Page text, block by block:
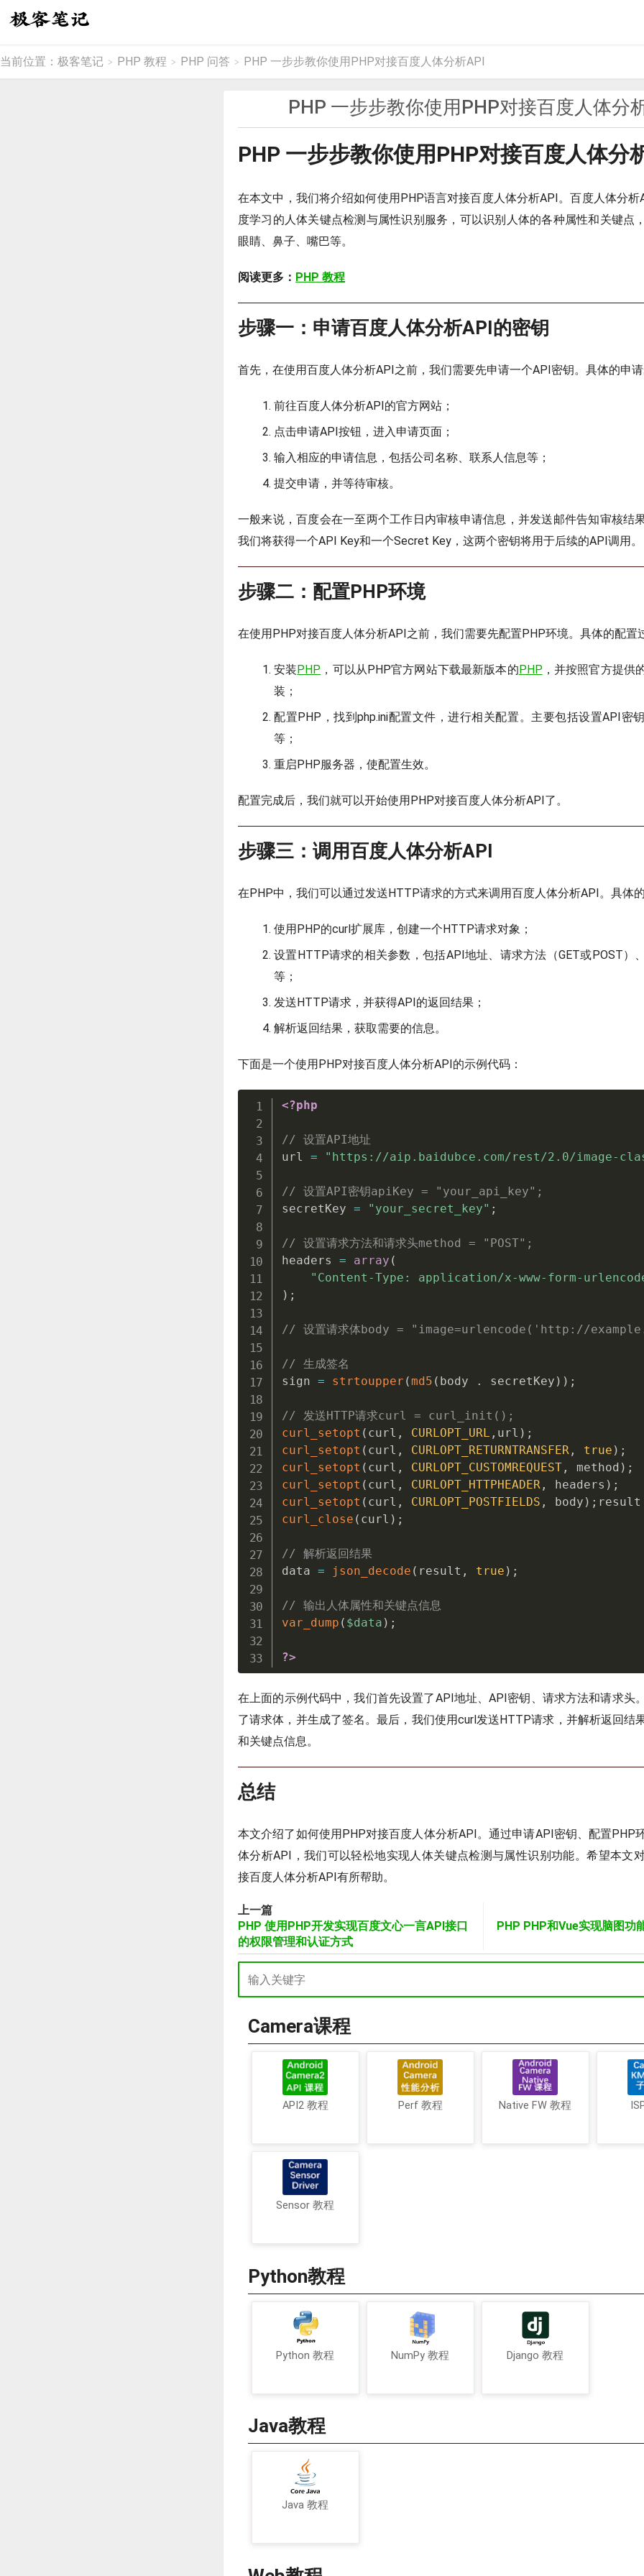
当前位置： 极客笔记 > PHP 教程 > PHP 问答 > PHP 一步步教你使用PHP对接百度人体分析API
PHP 一步步教你使用PHP对接百度人体分
PHP 一步步教你使用PHP对接百度人体分
在本文中，我们将介绍如何使用PHP语言对接百度人体分析API。百度人体分析
度学习的人体关键点检测与属性识别服务，可以识别人体的各种属性和关键点
眼睛、鼻子、嘴巴等。
阅读更多： PHP 教程
步骤一：申请百度人体分析API的密钥
首先，在使用百度人体分析API之前，我们需要先申请一个API密钥。具体的申请
前往百度人体分析API的官方网站；
点击申请API按钮，进入申请页面；
输入相应的申请信息，包括公司名称、联系人信息等；
提交申请，并等待审核。
一般来说，百度会在一至两个工作日内审核申请信息，并发送邮件告知审核结
我们将获得一个API Key和一个Secret Key，这两个密钥将用于后续的API调用。
步骤二：配置PHP环境
在使用PHP对接百度人体分析API之前，我们需要先配置PHP环境。具体的配置
安装PHP ，可以从PHP官方网站下载最新版本的PHP，并按照官方提供
装；
配置PHP，找到php.ini配置文件，进行相关配置。主要包括设置API密
等；
重启PHP服务器，使配置生效。
配置完成后，我们就可以开始使用PHP对接百度人体分析API了。
步骤三：调用百度人体分析API
在PHP中，我们可以通过发送HTTP请求的方式来调用百度人体分析API。具体
使用PHP的curl扩展库，创建一个HTTP请求对象；
设置HTTP请求的相关参数，包括API地址、请求方法（GET或POST）
等；
发送HTTP请求，并获得API的返回结果；
解析返回结果，获取需要的信息。
下面是一个使用PHP对接百度人体分析API的示例代码：
<?php
// 设置API地址
url = "https://aip.baidubce.com/rest/2.0/image-
// 设置API密钥apiKey = "your_api_key";
secretKey = "your_secret_key" ;
// 设置请求方法和请求头method = "POST";
headers = array (
"Content-Type: application/x-www-form-
) ;
// 设置请求体body = "image=urlencode('http://
// 生成签名
sign = strtoupper (md5 ( body . secretKey ) ) ;
// 发送HTTP请求curl = curl_init();
curl_setopt ( curl , CURLOPT_URL , url ) ;
curl_setopt ( curl , CURLOPT_RETURNTRANSFER, true ) ;
curl_setopt ( curl , CURLOPT_CUSTOMREQUEST, method ) ;
curl_setopt ( curl , CURLOPT_HTTPHEADER, headers ) ;
curl_setopt ( curl , CURLOPT_POSTFIELDS , body ) ; result
curl_close ( curl ) ;
// 解析返回结果
data = json_decode ( result , true ) ;
// 输出人体属性和关键点信息
var_dump ( $data ) ;
?>
在上面的示例代码中，我们首先设置了API地址、API密钥、请求方法和请求头
了请求体，并生成了签名。最后，我们使用curl发送HTTP请求，并解析返回结
和关键点信息。
总结
本文介绍了如何使用PHP对接百度人体分析API。通过申请API密钥、配置PHP
体分析API，我们可以轻松地实现人体关键点检测与属性识别功能。希望本文
接百度人体分析API有所帮助。
上一篇
PHP 使用PHP开发实现百度文心一言API接口
的权限管理和认证方式
PHP PHP和Vue实现脑图功
Camera课程
API2 教程 Perf 教程 Native FW 教程
Sensor 教程
Python教程
Python 教程 NumPy 教程 Django 教程
Java教程
Java 教程